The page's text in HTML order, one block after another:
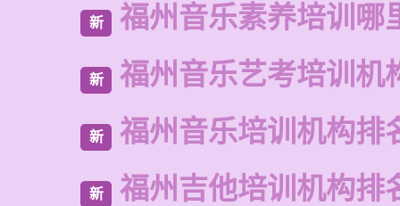
新 福州音乐素养培训哪
新 福州音乐艺考培训机
新 福州音乐培训机构排
新 福州吉他培训机构排